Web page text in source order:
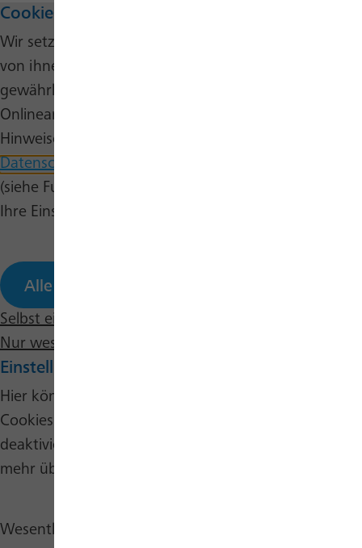
Cookie-Hinweis
Wir setzen auf unserer Website Cookies ein. Einige
von ihnen sind wesentlich, um die Funktionalität zu
gewährleisten, während andere uns helfen, unser
Onlineangebot stetig zu verbessern. Nähere
Hinweise erhalten Sie in unserer
Datenschutzerklärung
(siehe Fußbereich). Sie können dort auch jederzeit
Ihre Einstellungen selbst bearbeiten.
Alle annehmen
Selbst einstellen
Nur wesentliche Cookies annehmen
Einstellungen bearbeiten
Hier können Sie verschiedene Kategorien von
Cookies auf dieser Website auswählen oder
deaktivieren. Per Klick auf das Info-Icon können Sie
mehr über die verschiedenen Cookies erfahren.
Wesentliche Cookies